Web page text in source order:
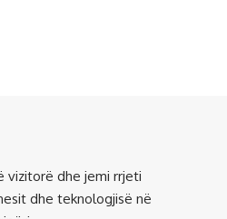
vizitorë dhe jemi rrjeti
dhe teknologjisë në